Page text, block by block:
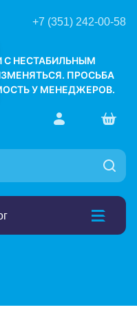
+7 (351) 242-00-58
С НЕСТАБИЛЬНЫМ
ПРОСЬБА
У МЕНЕДЖЕРОВ.